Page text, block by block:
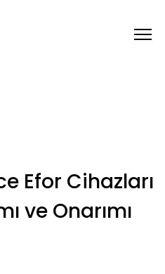
Efor Cihazları
ve Onarımı